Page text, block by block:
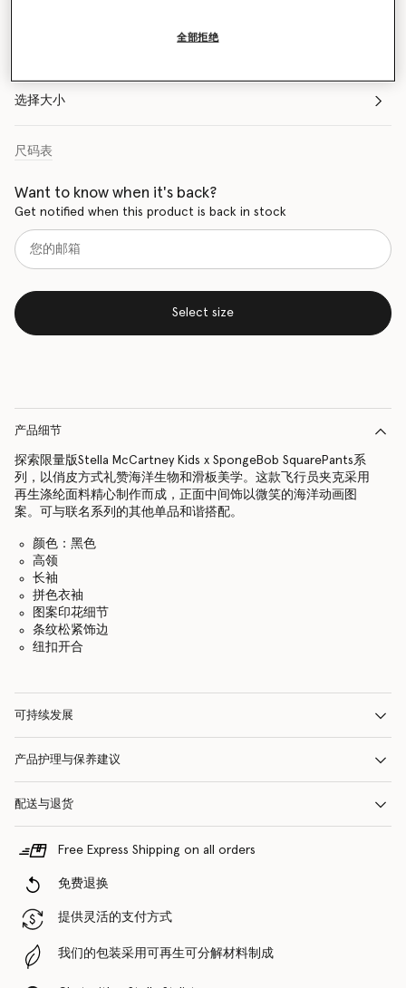
选择大小
尺码表
Want to know when it's back?
Get notified when this product is back in stock
Select size
产品细节
探索限量版Stella McCartney Kids x SpongeBob SquarePants系
列，以俏皮方式礼赞海洋生物和滑板美学。这款飞行员夹克采用
再生涤纶面料精心制作而成，正面中间饰以微笑的海洋动画图
案。可与联名系列的其他单品和谐搭配。
颜色：黑色
高领
长袖
拼色衣袖
图案印花细节
条纹松紧饰边
纽扣开合
可持续发展
产品护理与保养建议
配送与退货
Free Express Shipping on all orders
免费退换
提供灵活的支付方式
我们的包装采用可再生可分解材料制成
全部拒绝